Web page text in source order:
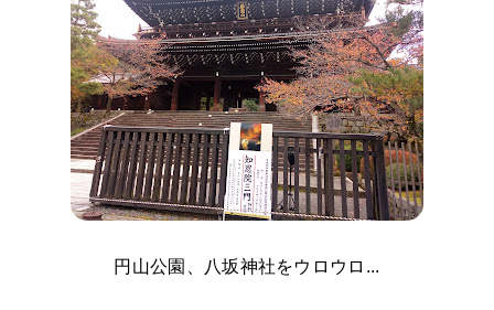
円山公園、八坂神社をウロウロ...